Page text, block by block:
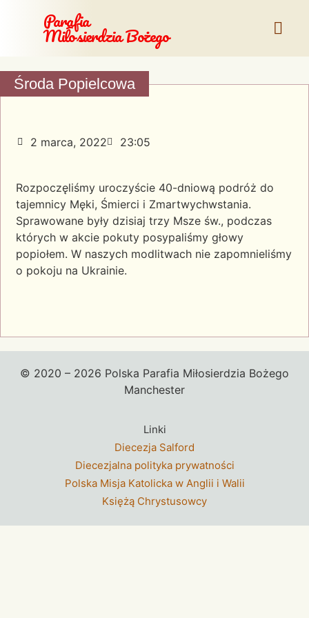
Parafia
Miłosierdzia Bożego
Środa Popielcowa
2 marca, 2022 23:05
Rozpoczęliśmy uroczyście 40-dniową podróż do
tajemnicy Męki, Śmierci i Zmartwychwstania.
Sprawowane były dzisiaj trzy Msze św., podczas
których w akcie pokuty posypaliśmy głowy
popiołem. W naszych modlitwach nie zapomnieliśmy
o pokoju na Ukrainie.
© 2020 – 2026 Polska Parafia Miłosierdzia Bożego
Manchester
Linki
Diecezja Salford
Diecezjalna polityka prywatności
Polska Misja Katolicka w Anglii i Walii
Księżą Chrystusowcy